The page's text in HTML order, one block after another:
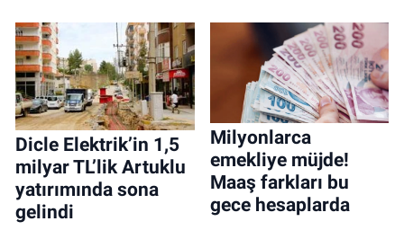
Dicle Elektrik’in 1,5
milyar TL’lik Artuklu
yatırımında sona
gelindi
Milyonlarca
emekliye müjde!
Maaş farkları bu
gece hesaplarda